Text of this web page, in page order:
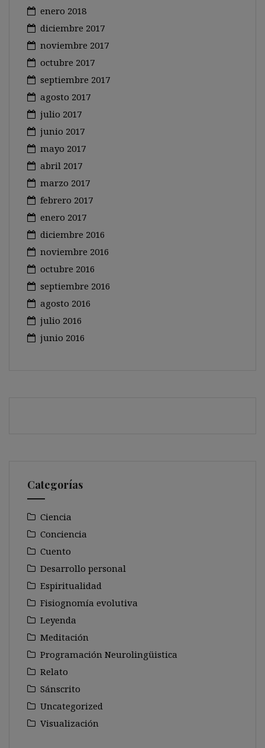
enero 2018
diciembre 2017
noviembre 2017
octubre 2017
septiembre 2017
agosto 2017
julio 2017
junio 2017
mayo 2017
abril 2017
marzo 2017
febrero 2017
enero 2017
diciembre 2016
noviembre 2016
octubre 2016
septiembre 2016
agosto 2016
julio 2016
junio 2016
Categorías
Ciencia
Conciencia
Cuento
Desarrollo personal
Espiritualidad
Fisiognomía evolutiva
Leyenda
Meditación
Programación Neurolingüistica
Relato
Sánscrito
Uncategorized
Visualización